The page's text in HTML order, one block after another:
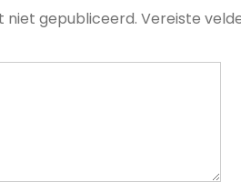
gepubliceerd. Vereiste